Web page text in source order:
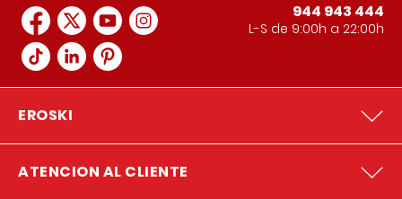
944 943 444
L-S de 9:00h a 22:00h
EROSKI
ATENCION AL CLIENTE